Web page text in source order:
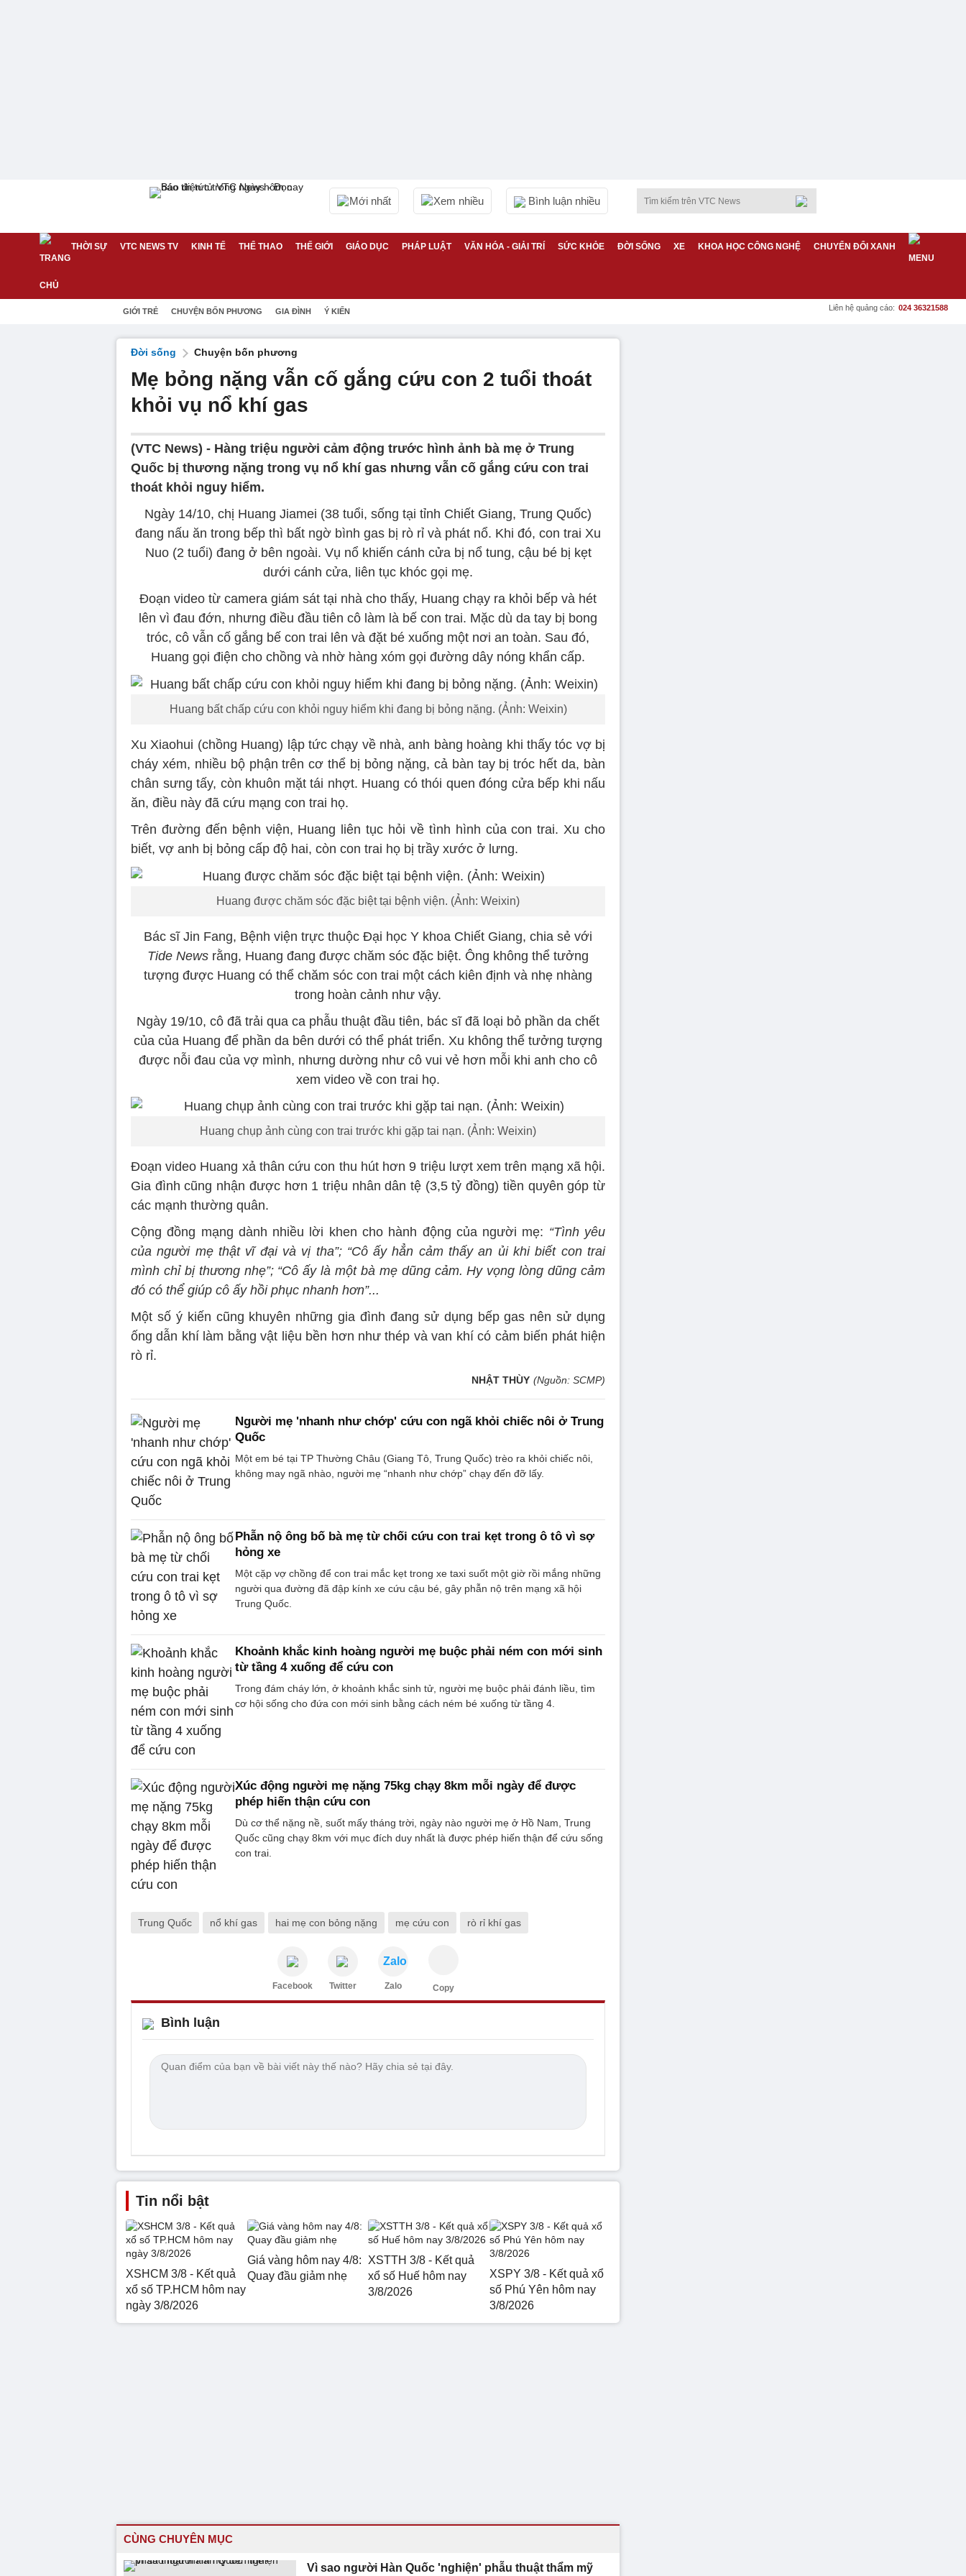
Mới nhất Xem nhiều Bình luận nhiều
THỜI SỰ VTC NEWS TV KINH TẾ THỂ THAO THẾ GIỚI GIÁO DỤC PHÁP LUẬT VĂN HÓA - GIẢI TRÍ SỨC KHỎE ĐỜI SỐNG XE KHOA HỌC CÔNG NGHỆ CHUYỂN ĐỔI XANH
GIỚI TRẺ CHUYỆN BỐN PHƯƠNG GIA ĐÌNH Ý KIẾN Liên hệ quảng cáo: 024 36321588
Đời sống Chuyện bốn phương
Mẹ bỏng nặng vẫn cố gắng cứu con 2 tuổi thoát
khỏi vụ nổ khí gas
(VTC News) - Hàng triệu người cảm động trước hình ảnh bà mẹ ở Trung
Quốc bị thương nặng trong vụ nổ khí gas nhưng vẫn cố gắng cứu con trai
thoát khỏi nguy hiểm.
Ngày 14/10, chị Huang Jiamei (38 tuổi, sống tại tỉnh Chiết Giang, Trung Quốc)
đang nấu ăn trong bếp thì bất ngờ bình gas bị rò rỉ và phát nổ. Khi đó, con trai Xu
Nuo (2 tuổi) đang ở bên ngoài. Vụ nổ khiến cánh cửa bị nổ tung, cậu bé bị kẹt
dưới cánh cửa, liên tục khóc gọi mẹ.
Đoạn video từ camera giám sát tại nhà cho thấy, Huang chạy ra khỏi bếp và hét
lên vì đau đớn, nhưng điều đầu tiên cô làm là bế con trai. Mặc dù da tay bị bong
tróc, cô vẫn cố gắng bế con trai lên và đặt bé xuống một nơi an toàn. Sau đó,
Huang gọi điện cho chồng và nhờ hàng xóm gọi đường dây nóng khẩn cấp.
Huang bất chấp cứu con khỏi nguy hiểm khi đang bị bỏng nặng. (Ảnh: Weixin)
Xu Xiaohui (chồng Huang) lập tức chạy về nhà, anh bàng hoàng khi thấy tóc vợ bị
cháy xém, nhiều bộ phận trên cơ thể bị bỏng nặng, cả bàn tay bị tróc hết da, bàn
chân sưng tấy, còn khuôn mặt tái nhợt. Huang có thói quen đóng cửa bếp khi nấu
ăn, điều này đã cứu mạng con trai họ.
Trên đường đến bệnh viện, Huang liên tục hỏi về tình hình của con trai. Xu cho
biết, vợ anh bị bỏng cấp độ hai, còn con trai họ bị trầy xước ở lưng.
Huang được chăm sóc đặc biệt tại bệnh viện. (Ảnh: Weixin)
Bác sĩ Jin Fang, Bệnh viện trực thuộc Đại học Y khoa Chiết Giang, chia sẻ với
Tide News rằng, Huang đang được chăm sóc đặc biệt. Ông không thể tưởng
tượng được Huang có thể chăm sóc con trai một cách kiên định và nhẹ nhàng
trong hoàn cảnh như vậy.
Ngày 19/10, cô đã trải qua ca phẫu thuật đầu tiên, bác sĩ đã loại bỏ phần da chết
của của Huang để phần da bên dưới có thể phát triển. Xu không thể tưởng tượng
được nỗi đau của vợ mình, nhưng dường như cô vui vẻ hơn mỗi khi anh cho cô
xem video về con trai họ.
Huang chụp ảnh cùng con trai trước khi gặp tai nạn. (Ảnh: Weixin)
Đoạn video Huang xả thân cứu con thu hút hơn 9 triệu lượt xem trên mạng xã hội.
Gia đình cũng nhận được hơn 1 triệu nhân dân tệ (3,5 tỷ đồng) tiền quyên góp từ
các mạnh thường quân.
Cộng đồng mạng dành nhiều lời khen cho hành động của người mẹ: “Tình yêu
của người mẹ thật vĩ đại và vị tha”; “Cô ấy hẳn cảm thấy an ủi khi biết con trai
mình chỉ bị thương nhẹ”; “Cô ấy là một bà mẹ dũng cảm. Hy vọng lòng dũng cảm
đó có thể giúp cô ấy hồi phục nhanh hơn”...
Một số ý kiến cũng khuyên những gia đình đang sử dụng bếp gas nên sử dụng
ống dẫn khí làm bằng vật liệu bền hơn như thép và van khí có cảm biến phát hiện
rò rỉ.
NHẬT THÙY (Nguồn: SCMP)
Người mẹ 'nhanh như chớp' cứu con ngã khỏi chiếc nôi ở Trung
Quốc
Một em bé tại TP Thường Châu (Giang Tô, Trung Quốc) trèo ra khỏi chiếc nôi,
không may ngã nhào, người mẹ “nhanh như chớp” chạy đến đỡ lấy.
Phẫn nộ ông bố bà mẹ từ chối cứu con trai kẹt trong ô tô vì sợ
hỏng xe
Một cặp vợ chồng để con trai mắc kẹt trong xe taxi suốt một giờ rồi mắng những
người qua đường đã đập kính xe cứu cậu bé, gây phẫn nộ trên mạng xã hội
Trung Quốc.
Khoảnh khắc kinh hoàng người mẹ buộc phải ném con mới sinh
từ tầng 4 xuống để cứu con
Trong đám cháy lớn, ở khoảnh khắc sinh tử, người mẹ buộc phải đánh liều, tìm
cơ hội sống cho đứa con mới sinh bằng cách ném bé xuống từ tầng 4.
Xúc động người mẹ nặng 75kg chạy 8km mỗi ngày để được
phép hiến thận cứu con
Dù cơ thể nặng nề, suốt mấy tháng trời, ngày nào người mẹ ở Hồ Nam, Trung
Quốc cũng chạy 8km với mục đích duy nhất là được phép hiến thận để cứu sống
con trai.
Trung Quốc nổ khí gas hai mẹ con bỏng nặng mẹ cứu con rò rỉ khí gas
Facebook Twitter
Zalo
Zalo Copy
Bình luận
Tin nổi bật
XSHCM 3/8 - Kết quả
xổ số TP.HCM hôm nay
ngày 3/8/2026
Giá vàng hôm nay 4/8:
Quay đầu giảm nhẹ
XSTTH 3/8 - Kết quả
xổ số Huế hôm nay
3/8/2026
XSPY 3/8 - Kết quả xổ
số Phú Yên hôm nay
3/8/2026
CÙNG CHUYÊN MỤC
Vì sao người Hàn Quốc 'nghiện' phẫu thuật thẩm mỹ